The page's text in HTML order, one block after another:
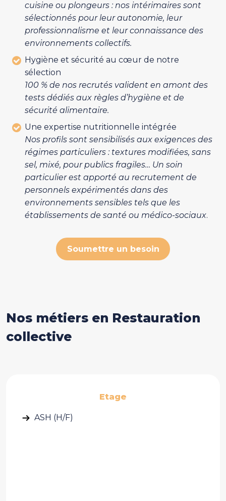
cuisine ou plongeurs : nos intérimaires sont
sélectionnés pour leur autonomie, leur
professionnalisme et leur connaissance des
environnements collectifs.
Hygiène et sécurité au cœur de notre
sélection
100 % de nos recrutés valident en amont des
tests dédiés aux règles d’hygiène et de
sécurité alimentaire.
Une expertise nutritionnelle intégrée
Nos profils sont sensibilisés aux exigences des
régimes particuliers : textures modifiées, sans
sel, mixé, pour publics fragiles… Un soin
particulier est apporté au recrutement de
personnels expérimentés dans des
environnements sensibles tels que les
établissements de santé ou médico-sociaux.
Soumettre un besoin
Nos métiers en Restauration
collective
Etage
ASH (H/F)